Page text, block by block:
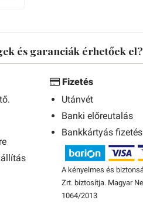
és garanciák érhetőek el?
Fizetés
Utánvét
Banki előreutalás
Bankkártyás fizetés
A kényelmes és
Zrt. biztosítja. Magyar
1064/2013